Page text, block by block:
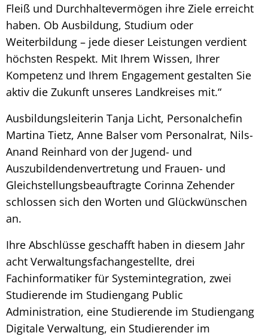
Fleiß und Durchhaltevermögen ihre Ziele erreicht
haben. Ob Ausbildung, Studium oder
Weiterbildung – jede dieser Leistungen verdient
höchsten Respekt. Mit Ihrem Wissen, Ihrer
Kompetenz und Ihrem Engagement gestalten Sie
aktiv die Zukunft unseres Landkreises mit.“
Ausbildungsleiterin Tanja Licht, Personalchefin
Martina Tietz, Anne Balser vom Personalrat, Nils-
Anand Reinhard von der Jugend- und
Auszubildendenvertretung und Frauen- und
Gleichstellungsbeauftragte Corinna Zehender
schlossen sich den Worten und Glückwünschen
an.
Ihre Abschlüsse geschafft haben in diesem Jahr
acht Verwaltungsfachangestellte, drei
Fachinformatiker für Systemintegration, zwei
Studierende im Studiengang Public
Administration, eine Studierende im Studiengang
Digitale Verwaltung, ein Studierender im